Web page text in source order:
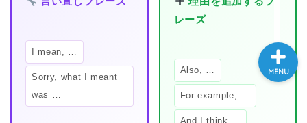
I mean, …
Sorry, what I meant
was …
レーズ
Also, …
For example, …
And I think …
MENU